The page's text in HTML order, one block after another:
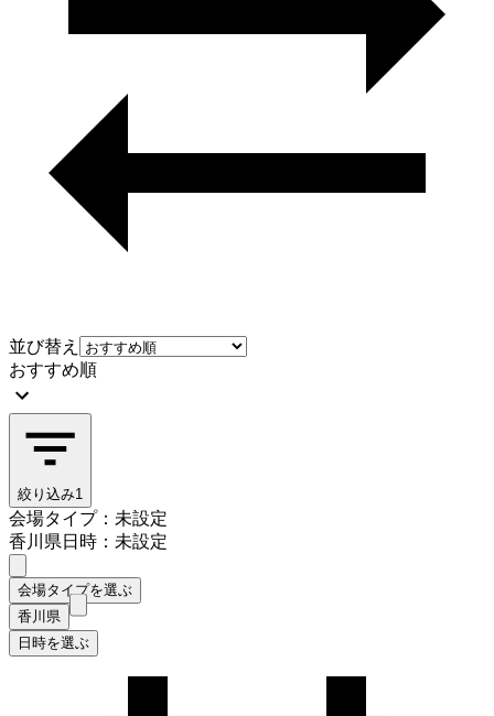
並び替え
おすすめ順
絞り込み1
会場タイプ：未設定
香川県日時：未設定
会場タイプを選ぶ
香川県
日時を選ぶ